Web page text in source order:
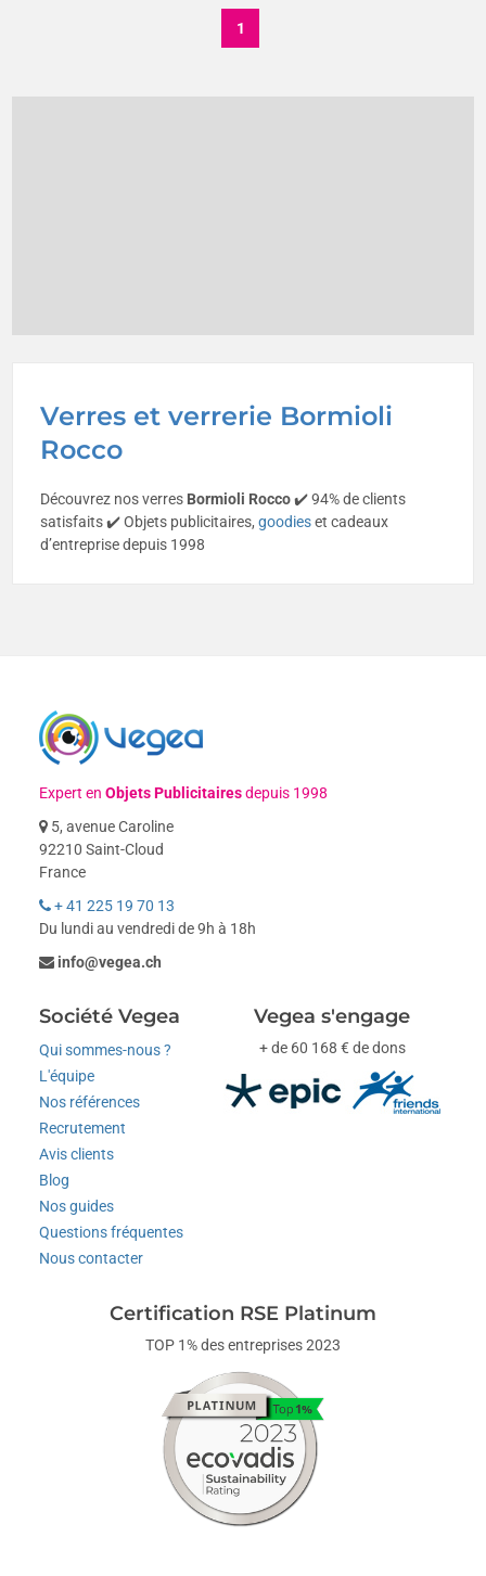
Verres et verrerie Bormioli
Rocco
Découvrez nos verres Bormioli Rocco✔️ 94% de clients
satisfaits ✔️ Objets publicitaires,goodieset cadeaux
d’entreprise depuis 1998
1
Expert enObjets Publicitairesdepuis 1998
5, avenue Caroline
92210 Saint-Cloud
France
+ 41 225 19 70 13
Du lundi au vendredi de 9h à 18h
info@vegea.ch
Société Vegea
Qui sommes-nous ?
L'équipe
Nos références
Recrutement
Avis clients
Blog
Nos guides
Questions fréquentes
Nous contacter
Vegea s'engage
+ de 60 168 € de dons
Certification RSE Platinum
TOP 1% des entreprises 2023